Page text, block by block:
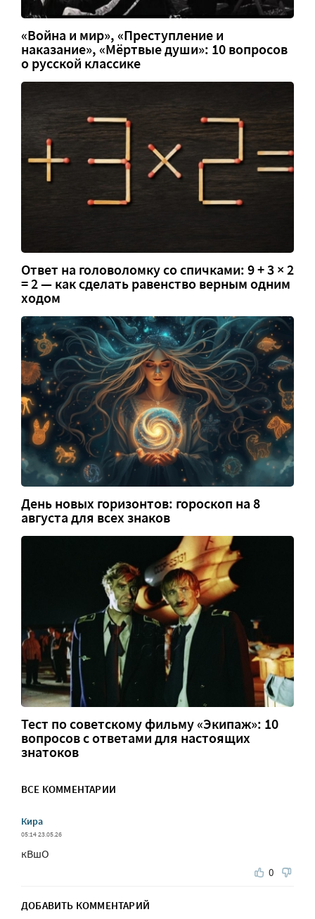
«Война и мир», «Преступление и
наказание», «Мёртвые души»: 10 вопросов
о русской классике
Ответ на головоломку со спичками: 9 + 3 × 2
= 2 — как сделать равенство верным одним
ходом
День новых горизонтов: гороскоп на 8
августа для всех знаков
Тест по советскому фильму «Экипаж»: 10
вопросов с ответами для настоящих
знатоков
ВСЕ КОММЕНТАРИИ
Кира
05:14 23.05.26
кВшО
0
ДОБАВИТЬ КОММЕНТАРИЙ